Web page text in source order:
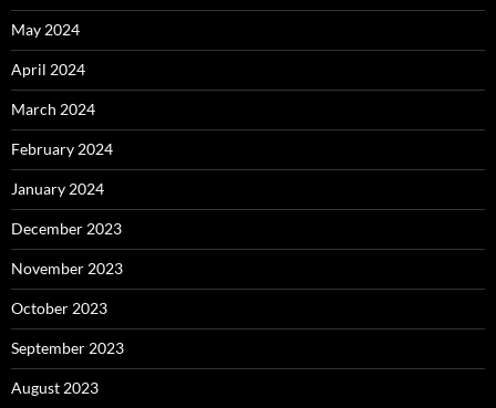
May 2024
April 2024
March 2024
February 2024
January 2024
December 2023
November 2023
October 2023
September 2023
August 2023